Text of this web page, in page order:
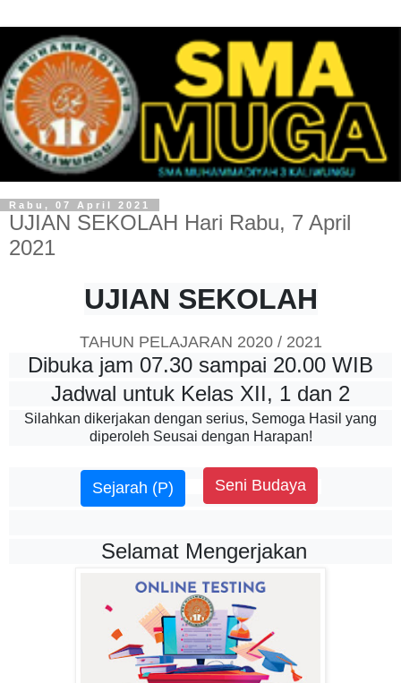
Rabu, 07 April 2021
UJIAN SEKOLAH Hari Rabu, 7 April
2021
UJIAN SEKOLAH
TAHUN PELAJARAN 2020 / 2021
Dibuka jam 07.30 sampai 20.00 WIB
Jadwal untuk Kelas XII, 1 dan 2
Silahkan dikerjakan dengan serius, Semoga Hasil yang
diperoleh Seusai dengan Harapan!
Sejarah (P) Seni Budaya
Selamat Mengerjakan